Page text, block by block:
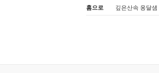
홈으로 깊은산속 옹달샘